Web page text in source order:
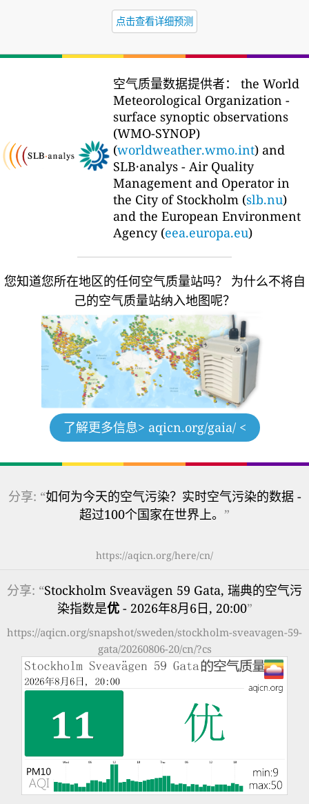
点击查看详细预测
空气质量数据提供者：
the World
Meteorological Organization -
surface synoptic observations
(WMO-SYNOP)
(worldweather.wmo.int) and
SLB·analys - Air Quality
Management and Operator in
the City of Stockholm (slb.nu)
and the European Environment
Agency (eea.europa.eu)
您知道您所在地区的任何空气质量站吗？
为什么不将自
己的空气质量站纳入地图呢？
了解更多信息> aqicn.org/gaia/ <
分享: “如何为今天的空气污染？实时空气污染的数据 -
超过100个国家在世界上。 ”
https://aqicn.org/here/cn/
分享: “Stockholm Sveavägen 59 Gata, 瑞典的空气污
染指数是优- 2026年8月6日, 20:00”
https://aqicn.org/snapshot/sweden/stockholm-sveavagen-59-
gata/20260806-20/cn/?cs